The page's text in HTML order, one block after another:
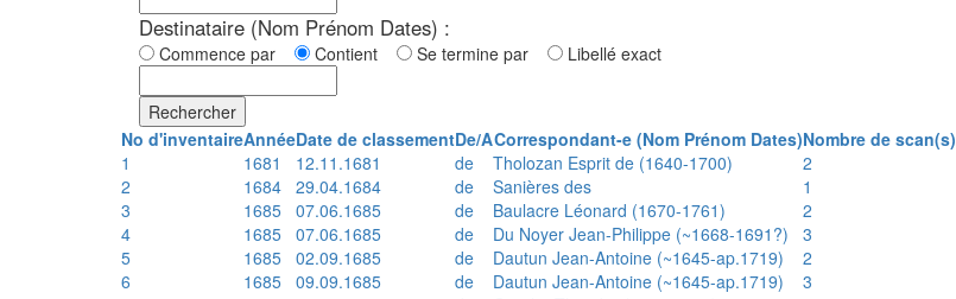
Destinataire (Nom Prénom Dates) :
Commence par Contient Se termine par Libellé exact
Rechercher
No d'inventaireAnnéeDate de classementDe/ACorrespondant-e (Nom Prénom Dates)Nombre de scan(s)
1
1681 12.11.1681 de Tholozan Esprit de (1640-1700)
2
2
1684 29.04.1684 de Sanières des
1
3
1685 07.06.1685 de Baulacre Léonard (1670-1761)
2
4
1685 07.06.1685 de Du Noyer Jean-Philippe (~1668-1691?)
3
5
1685 02.09.1685 de Dautun Jean-Antoine (~1645-ap.1719)
2
6
1685 09.09.1685 de Dautun Jean-Antoine (~1645-ap.1719)
3